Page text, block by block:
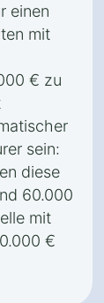
einen
mit
€ zu
sein:
diese
60.000
mit
€